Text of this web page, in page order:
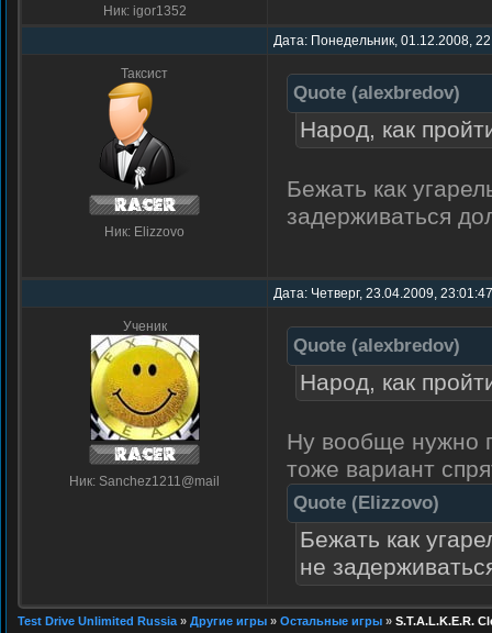
Ник: igor1352
Дата: Понедельник, 01.12.2008,
Таксист
Ник: Elizzovo
Quote (alexbredov)
Народ, как
Бежать как
задерживаться
Дата: Четверг, 23.04.2009,
Ученик
Ник: Sanchez1211@mail
Quote (alexbredov)
Народ, как
Ну вообще нужно
тоже вариант
Quote (Elizzovo)
Бежать как
не
Test Drive Unlimited Russia » Другие игры » Остальные игры » S.T.A.L.K.E.R.